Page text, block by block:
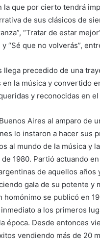
la que por cierto tendrá
de sus clásicos de
“Tratar de estar
y “Sé que no volverás”,
llega precedido de una
en la música y convertido
y reconocidas en el
Aires al amparo de
lo instaron a hacer sus
al mundo de la música y
de 1980. Partió actuando
de aquellos años
gala de su potente y
homónimo se publicó en
a los primeros
época. Desde entonces
vendiendo más de 20